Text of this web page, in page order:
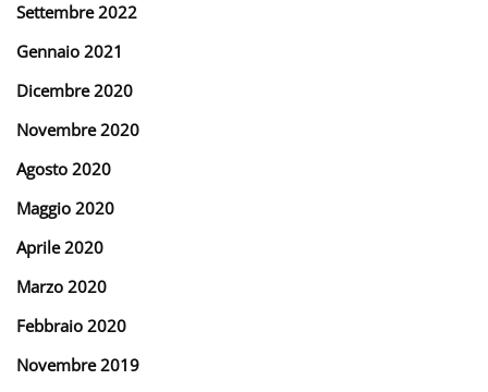
Settembre 2022
Gennaio 2021
Dicembre 2020
Novembre 2020
Agosto 2020
Maggio 2020
Aprile 2020
Marzo 2020
Febbraio 2020
Novembre 2019